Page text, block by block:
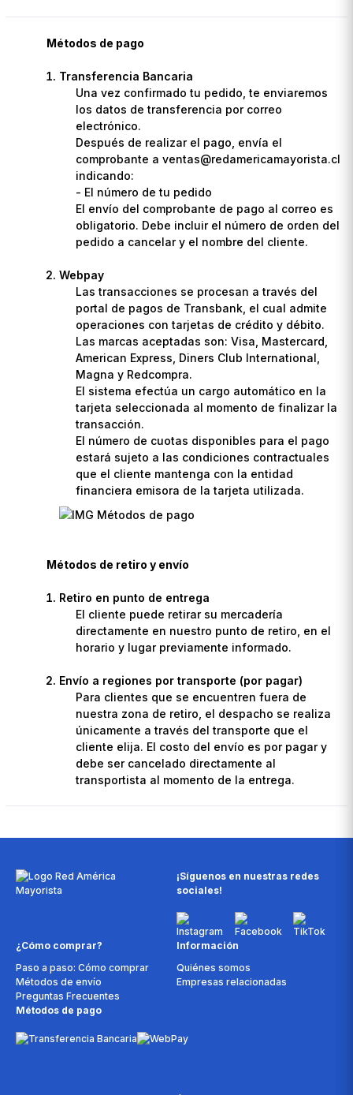
Métodos de pago
Transferencia Bancaria
Una vez confirmado tu pedido, te enviaremos
los datos de transferencia por correo
electrónico.
Después de realizar el pago, envía el
comprobante a ventas@redamericamayorista.cl
indicando:
- El número de tu pedido
El envío del comprobante de pago al correo es
obligatorio. Debe incluir el número de orden del
pedido a cancelar y el nombre del cliente.
Webpay
Las transacciones se procesan a través del
portal de pagos de Transbank, el cual admite
operaciones con tarjetas de crédito y débito.
Las marcas aceptadas son: Visa, Mastercard,
American Express, Diners Club International,
Magna y Redcompra.
El sistema efectúa un cargo automático en la
tarjeta seleccionada al momento de finalizar la
transacción.
El número de cuotas disponibles para el pago
estará sujeto a las condiciones contractuales
que el cliente mantenga con la entidad
financiera emisora de la tarjeta utilizada.
Métodos de retiro y envío
Retiro en punto de entrega
El cliente puede retirar su mercadería
directamente en nuestro punto de retiro, en el
horario y lugar previamente informado.
Envío a regiones por transporte (por pagar)
Para clientes que se encuentren fuera de
nuestra zona de retiro, el despacho se realiza
únicamente a través del transporte que el
cliente elija. El costo del envío es por pagar y
debe ser cancelado directamente al
transportista al momento de la entrega.
¡Síguenos en nuestras redes
sociales!
¿Cómo comprar?
Paso a paso: Cómo comprar
Métodos de envío
Preguntas Frecuentes
Información
Quiénes somos
Empresas relacionadas
Métodos de pago